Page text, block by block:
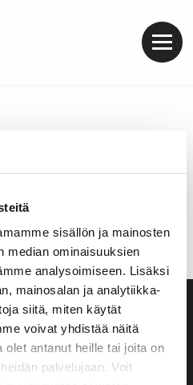
sisällön ja mainosten
median ominaisuuksien
analysoimiseen. Lisäksi
mainosalan ja analytiikka-
siitä, miten käytät
voivat yhdistää näitä
olet antanut heille tai joita on
palvelujaan. Voit
penkiltä
yliopistollisen
ja miten työ eroaa
joka on vielä monelle